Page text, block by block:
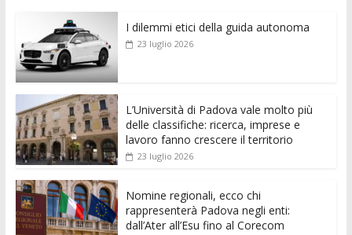
e
b
o
o
k
itt
er
ai
l s
p
ss
e
er
di e di
I dilemmi etici della guida autonoma
23 luglio 2026
L’Università di Padova vale molto più
delle classifiche: ricerca, imprese e
lavoro fanno crescere il territorio
23 luglio 2026
Nomine regionali, ecco chi
rappresenterà Padova negli enti:
dall’Ater all’Esu fino al Corecom